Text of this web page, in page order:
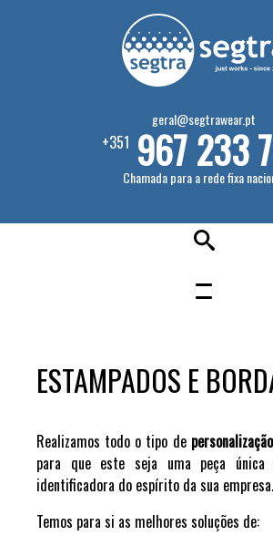
geral@segtrawear.pt
+351 967 233
Chamada para a rede fixa
ESTAMPADOS E
Realizamos todo o tipo de
para que este seja uma peça única
identificadora do espírito da sua empresa.
Temos para si as melhores soluções de: